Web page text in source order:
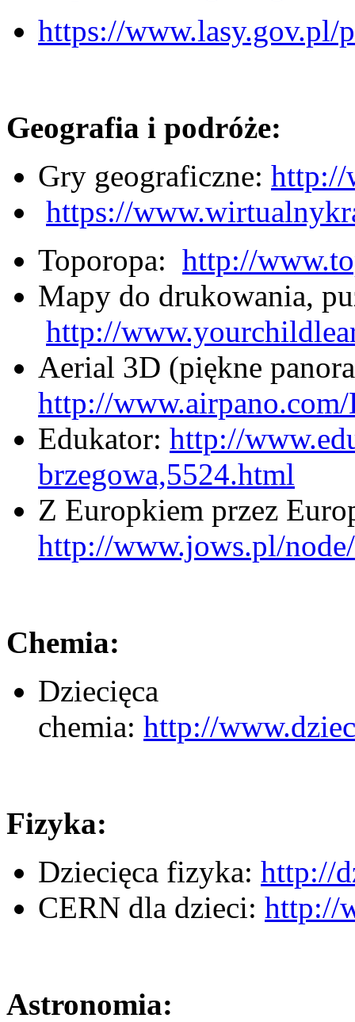
https://www.lasy.gov.pl/
Geografia i podróże:
Gry geograficzne: http://
https://
Toporopa: http://
Mapy do drukowania,
http://
Aerial 3D (piękne
http://
Edukator: http://
brzegowa,5524.html
Z Europkiem przez
http://www.jows.pl/
Chemia:
Dziecięca
chemia: http://
Fizyka:
Dziecięca fizyka: http://
CERN dla dzieci: http://
Astronomia: